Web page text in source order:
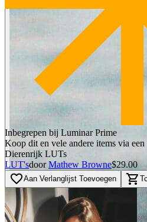
Inbegrepen bij Luminar Prime
Koop dit en vele andere items via een
Dierenrijk LUTs
LUT'sdoor Mathew Browne$29.00
favorite_borderAan Verlanglijst Toevoegen shopping_cart